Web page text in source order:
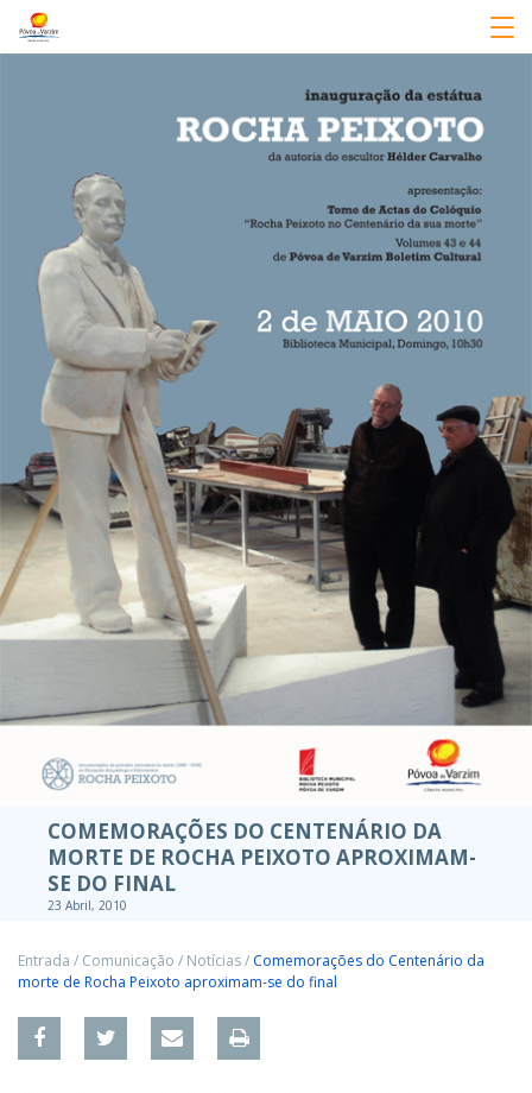
COMEMORAÇÕES DO CENTENÁRIO DA
MORTE DE ROCHA PEIXOTO APROXIMAM-
SE DO FINAL
23 Abril, 2010
Entrada / Comunicação / Notícias/ Comemorações do Centenário da
morte de Rocha Peixoto aproximam-se do final